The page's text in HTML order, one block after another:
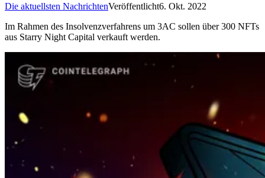
Die aktuellsten NachrichtenVeröffentlicht6. Okt. 2022
Im Rahmen des Insolvenzverfahrens um 3AC sollen über 300 NFTs
aus Starry Night Capital verkauft werden.